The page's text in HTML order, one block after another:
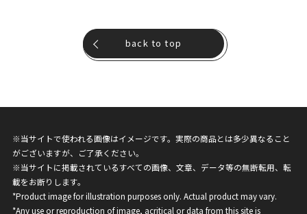
back to top
※当サイトで使われる画像はイメージです。実際の商品とは多少異なること
がございますが、ご了承ください。
※当サイトに掲載されているすべての画像、文章、データ等の無断転用、転
載をお断りします。
*Product image for illustration purposes only. Actual product may vary.
*Any use or reproduction of image, acritical or data from this site is